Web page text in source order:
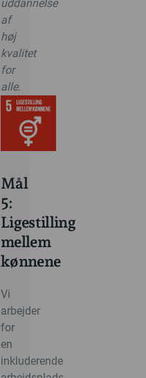
uddannelse
af
høj
kvalitet
for
alle.
Mål
5:
Ligestilling
mellem
kønnene
Vi
arbejder
for
en
inkluderende